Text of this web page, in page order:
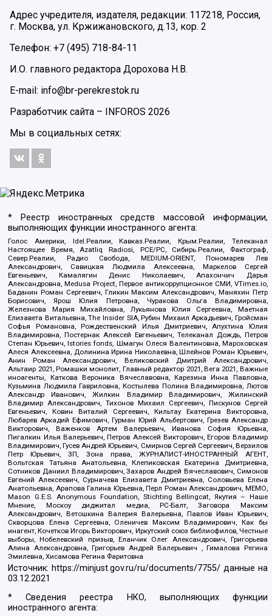
Адрес учредителя, издателя, редакции: 117218, Россия,
г. Москва, ул. Кржижановского, д.13, кор. 2
Телефон: +7 (495) 718-84-11
И.О. главного редактора Дорохова Н.В.
E-mail: info@br-perekrestok.ru
Разработчик сайта –
INFOROS 2026
Мы в социальных сетях:
* Реестр иностранных средств массовой информации,
выполняющих функции иностранного агента:
Голос Америки, Idel.Реалии, Кавказ.Реалии, Крым.Реалии, Телеканал
Настоящее Время, Azatliq Radiosi, PCE/PC, Сибирь.Реалии, Фактограф,
Север.Реалии, Радио Свобода, MEDIUM-ORIENT, Пономарев Лев
Александрович, Савицкая Людмила Алексеевна, Маркелов Сергей
Евгеньевич, Камалягин Денис Николаевич, Апахончич Дарья
Александровна, Medusa Project, Первое антикоррупционное СМИ, VTimes.io,
Баданин Роман Сергеевич, Гликин Максим Александрович, Маняхин Петр
Борисович, Ярош Юлия Петровна, Чуракова Ольга Владимировна,
Железнова Мария Михайловна, Лукьянова Юлия Сергеевна, Маетная
Елизавета Витальевна, The Insider SIA, Рубин Михаил Аркадьевич, Гройсман
Софья Романовна, Рождественский Илья Дмитриевич, Апухтина Юлия
Владимировна, Постернак Алексей Евгеньевич, Телеканал Дождь, Петров
Степан Юрьевич, Istories fonds, Шмагун Олеся Валентиновна, Мароховская
Алеся Алексеевна, Долинина Ирина Николаевна, Шлейнов Роман Юрьевич,
Анин Роман Александрович, Великовский Дмитрий Александрович,
Альтаир 2021, Ромашки монолит, Главный редактор 2021, Вега 2021, Важные
иноагенты, Каткова Вероника Вячеславовна, Карезина Инна Павловна,
Кузьмина Людмила Гавриловна, Костылева Полина Владимировна, Лютов
Александр Иванович, Жилкин Владимир Владимирович, Жилинский
Владимир Александрович, Тихонов Михаил Сергеевич, Пискунов Сергей
Евгеньевич, Ковин Виталий Сергеевич, Кильтау Екатерина Викторовна,
Любарев Аркадий Ефимович, Гурман Юрий Альбертович, Грезев Александр
Викторович, Важенков Артем Валерьевич, Иванова София Юрьевна,
Пигалкин Илья Валерьевич, Петров Алексей Викторович, Егоров Владимир
Владимирович, Гусев Андрей Юрьевич, Смирнов Сергей Сергеевич, Верзилов
Петр Юрьевич, ЗП, Зона права, ЖУРНАЛИСТ-ИНОСТРАННЫЙ АГЕНТ,
Вольтская Татьяна Анатольевна, Клепиковская Екатерина Дмитриевна,
Сотников Даниил Владимирович, Захаров Андрей Вячеславович, Симонов
Евгений Алексеевич, Сурначева Елизавета Дмитриевна, Соловьева Елена
Анатольевна, Арапова Галина Юрьевна, Перл Роман Александрович, МЕМО,
Mason G.E.S. Anonymous Foundation, Stichting Bellingcat, Якутия – Наше
Мнение, Москоу диджитал медиа, РС-Балт, Заговора Максим
Александрович, Ветошкина Валерия Валерьевна, Павлов Иван Юрьевич,
Скворцова Елена Сергеевна, Оленичев Максим Владимирович, Как бы
инагент, Кочетков Игорь Викторович, Иркутский союз библиофилов, Честные
выборы, Нобелевский призыв, Еланчик Олег Александрович, Григорьева
Алина Александровна, Григорьев Андрей Валерьевич , Гималова Регина
Эмилевна, Хисамова Регина Фаритовна
Источник: https://minjust.gov.ru/ru/documents/7755/ данные на
03.12.2021
* Сведения реестра НКО, выполняющих функции
иностранного агента: